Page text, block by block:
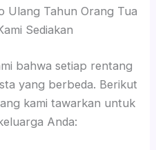
Ulang Tahun Orang Tua
Sediakan
bahwa setiap rentang
yang berbeda. Berikut
kami tawarkan untuk
Anda: